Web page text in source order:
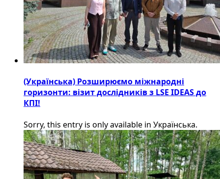
(Українська) Розширюємо міжнародні
горизонти: візит дослідників з LSE IDEAS до
КПІ!
Sorry, this entry is only available in Українська.